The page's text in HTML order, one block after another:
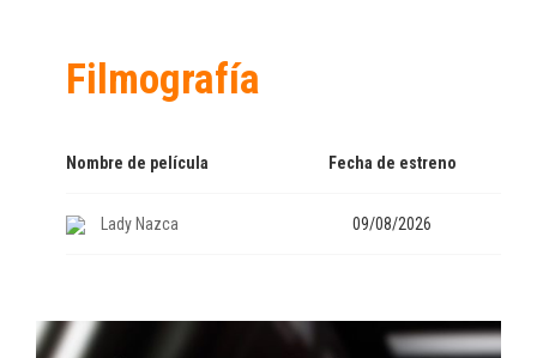
Filmografía
Nombre de película Fecha de estreno
Lady Nazca 09/08/2026